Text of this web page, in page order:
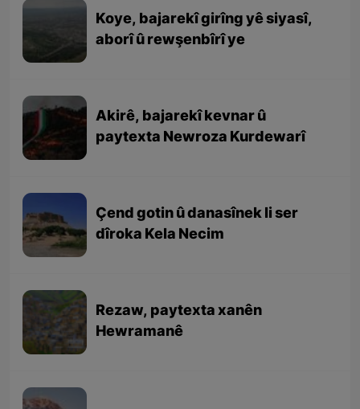
Koye, bajarekî girîng yê siyasî,
aborî û rewşenbîrî ye
Akirê, bajarekî kevnar û
paytexta Newroza Kurdewarî
Çend gotin û danasînek li ser
dîroka Kela Necim
Rezaw, paytexta xanên
Hewramanê